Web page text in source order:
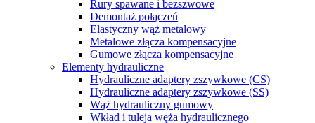
Rury spawane i bezszwowe
Demontaż połączeń
Elastyczny wąż metalowy
Metalowe złącza kompensacyjne
Gumowe złącza kompensacyjne
Elementy hydrauliczne
Hydrauliczne adaptery zszywkowe (CS)
Hydrauliczne adaptery zszywkowe (SS)
Wąż hydrauliczny gumowy
Wkład i tuleja węża hydraulicznego